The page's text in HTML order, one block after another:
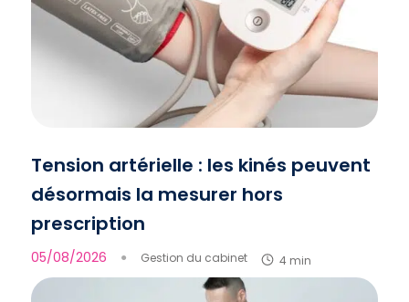
Tension artérielle : les kinés peuvent
désormais la mesurer hors
prescription
05/08/2026 ● Gestion du cabinet 4 min